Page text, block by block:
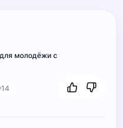
молодёжи с
14